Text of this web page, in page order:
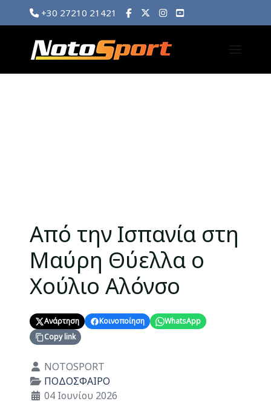
+30 27210 21421
Από την Ισπανία στη
Μαύρη Θύελλα ο
Χούλιο Αλόνσο
Ανάρτηση Κοινοποίηση
WhatsApp
Copy link
Λεπτομέρειες
NOTOSPORT
ΠΟΔΟΣΦΑΙΡΟ
04 Ιουνίου 2026